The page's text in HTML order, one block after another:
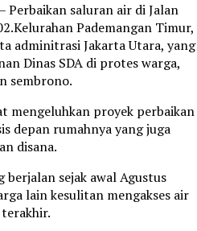
Perbaikan saluran air di Jalan
Pademangan Timur,
adminitrasi Jakarta Utara, yang
Dinas SDA di protes warga,
sembrono.
mengeluhkan proyek perbaikan
depan rumahnya yang juga
disana.
berjalan sejak awal Agustus
lain kesulitan mengakses air